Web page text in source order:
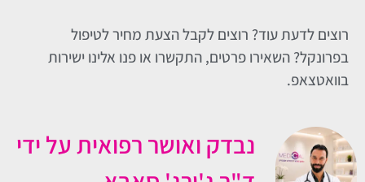
רוצים לדעת עוד? רוצים לקבל הצעת מחיר לטיפול
בפרונקל? השאירו פרטים, התקשרו או פנו אלינו ישירות
בוואטצאפ.
נבדק ואושר רפואית על ידי